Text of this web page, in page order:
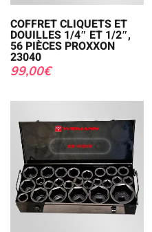
COFFRET CLIQUETS ET
DOUILLES 1/4″ ET 1/2″,
56 PIÈCES PROXXON
23040
99,00€